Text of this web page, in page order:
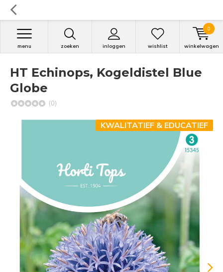
zoeken inloggen
menu wishlist winkelwagen
0
HT Echinops, Kogeldistel Blue
Globe
(0)
KWALITATIEF & EDUCATIEF